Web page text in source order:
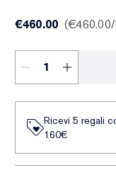
€460.00 €460.00
Ricevi 5 regali
160€